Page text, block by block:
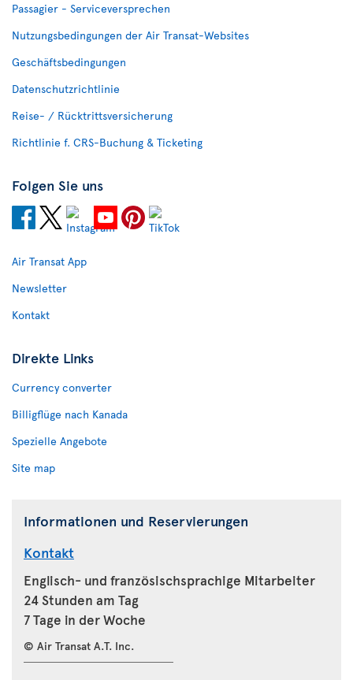
Passagier - Serviceversprechen
Nutzungsbedingungen der Air Transat-Websites
Geschäftsbedingungen
Datenschutzrichtlinie
Reise- / Rücktrittsversicherung
Richtlinie f. CRS-Buchung & Ticketing
Folgen Sie uns
Air Transat App
Newsletter
Kontakt
Direkte Links
Currency converter
Billigflüge nach Kanada
Spezielle Angebote
Site map
Informationen und Reservierungen
Kontakt
Englisch- und französischsprachige Mitarbeiter
24 Stunden am Tag
7 Tage in der Woche
© Air Transat A.T. Inc.